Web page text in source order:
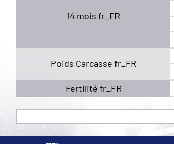
14 mois fr_FR
Poids Carcasse fr_FR
Fertilité fr_FR